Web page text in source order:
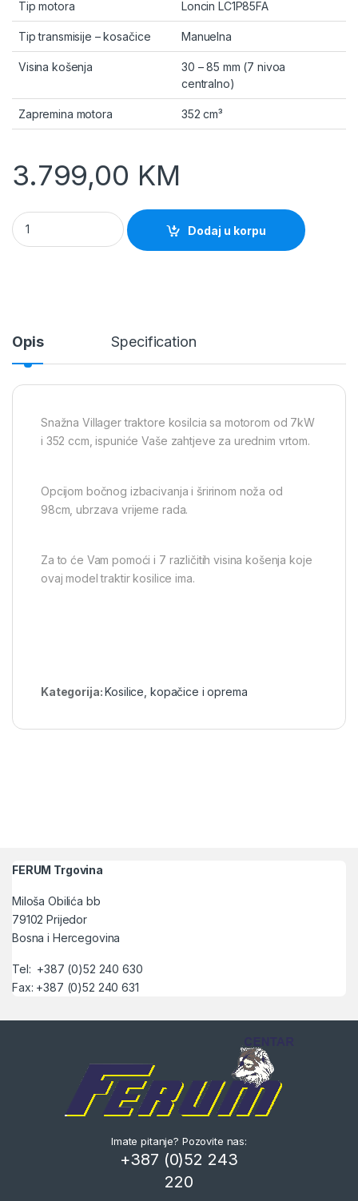
Tip motora Loncin LC1P85FA
Tip transmisije – kosačice Manuelna
Visina košenja
30 – 85 mm (7 nivoa
centralno)
Zapremina motora 352 cm³
3.799,00 KM
Traktor kosilica VT985 Villager quantity
Dodaj u korpu
Opis Specification
Snažna Villager traktore kosilcia sa motorom od 7kW
i 352 ccm, ispuniće Vaše zahtjeve za urednim vrtom.
Opcijom bočnog izbacivanja i šririnom noža od
98cm, ubrzava vrijeme rada.
Za to će Vam pomoći i 7 različitih visina košenja koje
ovaj model traktir kosilice ima.
Kategorija: Kosilice, kopačice i oprema
FERUM Trgovina
Miloša Obilića bb
79102 Prijedor
Bosna i Hercegovina
Tel: +387 (0)52 240 630
Fax: +387 (0)52 240 631
Imate pitanje? Pozovite nas:
+387 (0)52 243
220